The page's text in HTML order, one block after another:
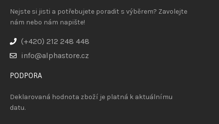
Nejste si jisti a potřebujete poradit s výběrem? Zavolejte
nám nebo nám napište!
(+420) 212 248 448
info@alphastore.cz
PODPORA
Deklarovaná hodnota zboží je platná k aktuálnímu
datu.